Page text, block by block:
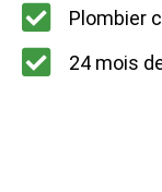
Plombier
24 mois